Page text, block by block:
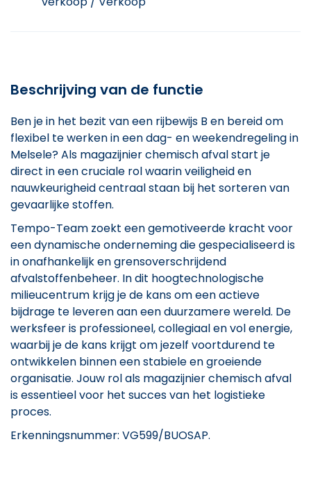
Beschrijving van de functie
Ben je in het bezit van een rijbewijs B en bereid om
flexibel te werken in een dag- en weekendregeling in
Melsele? Als magazijnier chemisch afval start je
direct in een cruciale rol waarin veiligheid en
nauwkeurigheid centraal staan bij het sorteren van
gevaarlijke stoffen.
Tempo-Team zoekt een gemotiveerde kracht voor
een dynamische onderneming die gespecialiseerd is
in onafhankelijk en grensoverschrijdend
afvalstoffenbeheer. In dit hoogtechnologische
milieucentrum krijg je de kans om een actieve
bijdrage te leveren aan een duurzamere wereld. De
werksfeer is professioneel, collegiaal en vol energie,
waarbij je de kans krijgt om jezelf voortdurend te
ontwikkelen binnen een stabiele en groeiende
organisatie. Jouw rol als magazijnier chemisch afval
is essentieel voor het succes van het logistieke
proces.
Erkenningsnummer: VG599/BUOSAP.